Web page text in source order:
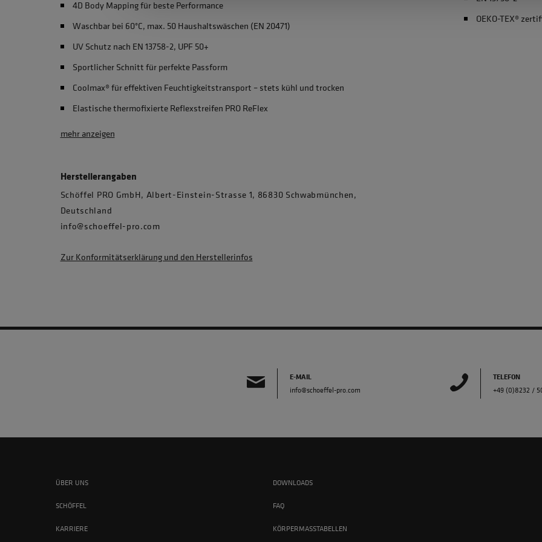
4D Body Mapping für beste Performance
Waschbar bei 60°C, max. 50 Haushaltswäschen (EN 20471)
UV Schutz nach EN 13758-2, UPF 50+
Sportlicher Schnitt für perfekte Passform
Coolmax® für effektiven Feuchtigkeitstransport – stets kühl und trocken
Elastische thermofixierte Reflexstreifen PRO ReFlex
mehr anzeigen
Herstellerangaben
Schöffel PRO GmbH, Albert-Einstein-Strasse 1, 86830 Schwabmünchen,
Deutschland
info@schoeffel-pro.com
OEKO-TEX®
Zur Konformitätserklärung und den Herstellerinfos
E-MAIL
info@schoeffel-pro.com
TELEFON
+49 (0)8232 /
ÜBER UNS
SCHÖFFEL
KARRIERE
DOWNLOADS
FAQ
KÖRPERMASSTABELLEN